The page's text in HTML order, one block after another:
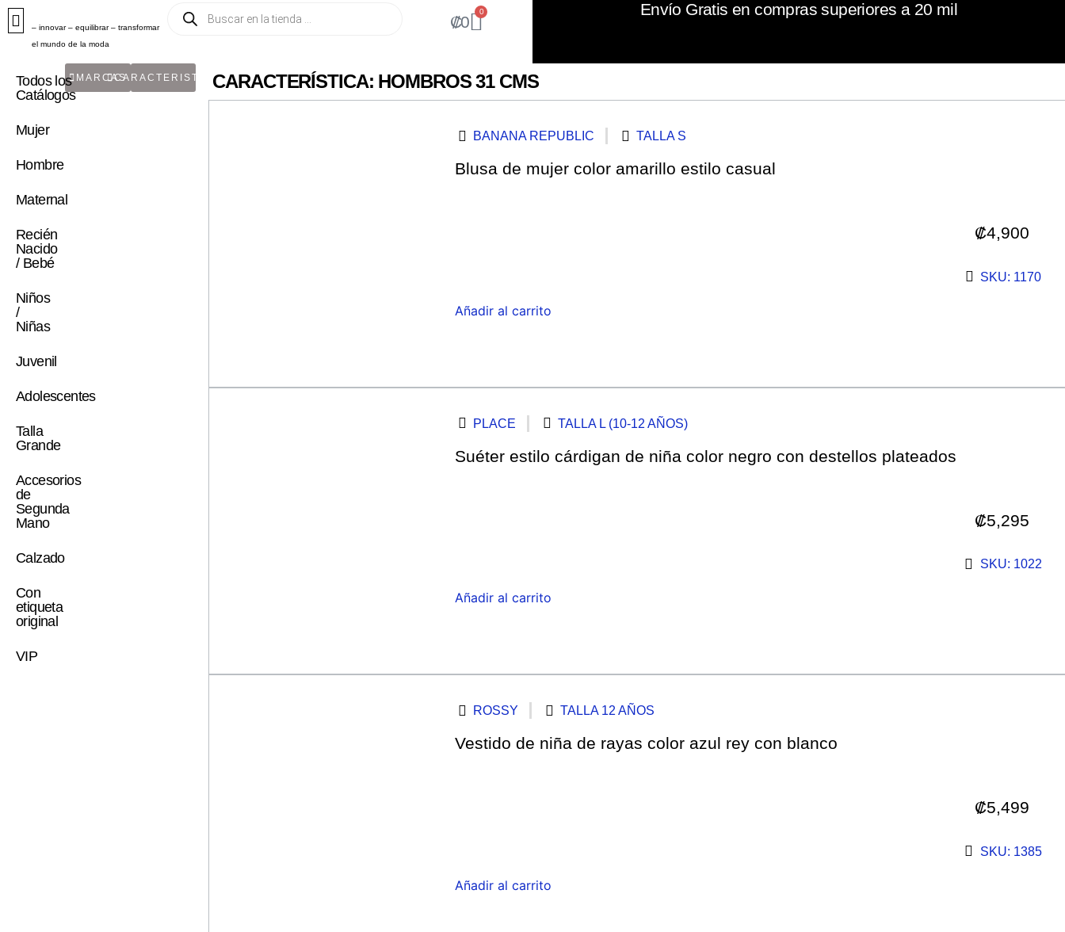
– innovar – equilibrar – transformar
el mundo de la moda
₡0
0 Envío Gratis en compras superiores a 20 mil
Todos los
Catálogos
Mujer
Hombre
Maternal
Recién
Nacido
/ Bebé
Niños
/
Niñas
Juvenil
Adolescentes
Talla
Grande
Accesorios
de
Segunda
Mano
Calzado
Con
etiqueta
original
VIP
MARCASCARACTERISTICACARACTERÍSTICA: HOMBROS 31 CMS
BANANA REPUBLIC TALLA S
Blusa de mujer color amarillo estilo casual
₡4,900
SKU: 1170
Añadir al carrito
PLACE TALLA L (10-12 AÑOS)
Suéter estilo cárdigan de niña color negro con destellos plateados
₡5,295
SKU: 1022
Añadir al carrito
ROSSY TALLA 12 AÑOS
Vestido de niña de rayas color azul rey con blanco
₡5,499
SKU: 1385
Añadir al carrito